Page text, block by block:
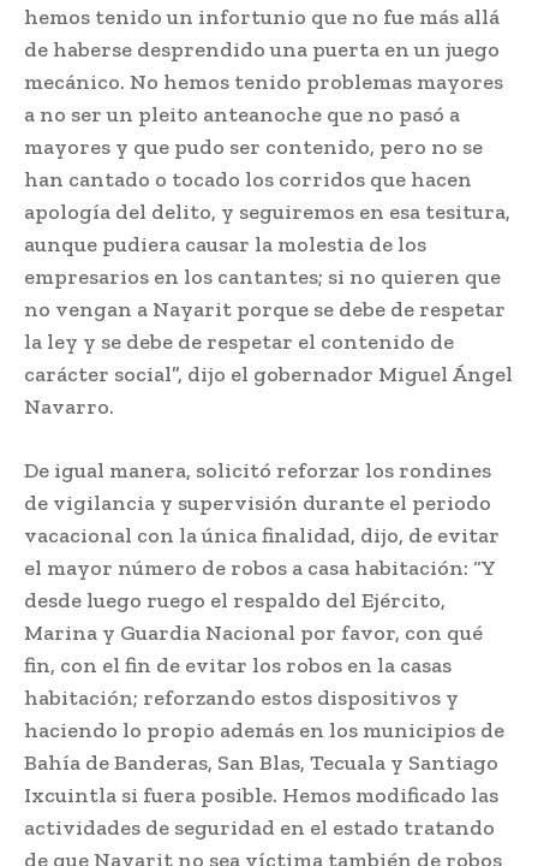
hemos tenido un infortunio que no fue más allá
de haberse desprendido una puerta en un juego
mecánico. No hemos tenido problemas mayores
a no ser un pleito anteanoche que no pasó a
mayores y que pudo ser contenido, pero no se
han cantado o tocado los corridos que hacen
apología del delito, y seguiremos en esa tesitura,
aunque pudiera causar la molestia de los
empresarios en los cantantes; si no quieren que
no vengan a Nayarit porque se debe de respetar
la ley y se debe de respetar el contenido de
carácter social”, dijo el gobernador Miguel Ángel
Navarro.
De igual manera, solicitó reforzar los rondines
de vigilancia y supervisión durante el periodo
vacacional con la única finalidad, dijo, de evitar
el mayor número de robos a casa habitación: “Y
desde luego ruego el respaldo del Ejército,
Marina y Guardia Nacional por favor, con qué
fin, con el fin de evitar los robos en la casas
habitación; reforzando estos dispositivos y
haciendo lo propio además en los municipios de
Bahía de Banderas, San Blas, Tecuala y Santiago
Ixcuintla si fuera posible. Hemos modificado las
actividades de seguridad en el estado tratando
de que Nayarit no sea víctima también de robos